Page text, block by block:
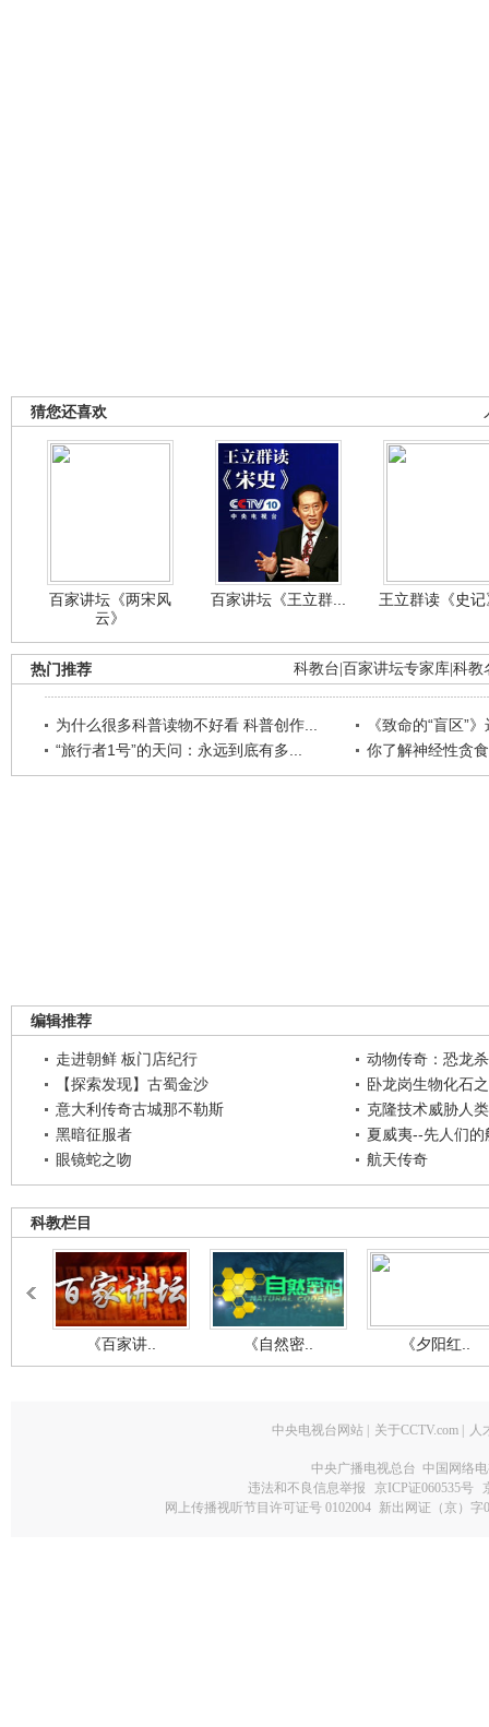
猜您还喜欢
百家讲坛《两宋风
云》
百家讲坛《王立群... 王立群读《史
科教台 百家讲坛专家库 科教
热门推荐
为什么很多科普读物不好看 科普创作...
《致命的“盲区”
“旅行者1号”的天问：永远到底有多...
你了解神经性贪
编辑推荐
走进朝鲜 板门店纪行
动物传奇：恐龙
【探索发现】古蜀金沙
卧龙岗生物化石
意大利传奇古城那不勒斯
克隆技术威胁人
黑暗征服者
夏威夷--先人们的
眼镜蛇之吻
航天传奇
科教栏目
《百家讲.. 《自然密.. 《夕阳红..
中央电视台网站 关于CCTV.com 人
中央广播电视总台 中国网络
违法和不良信息举报
京ICP证060535号
网上传播视听节目许可证号 0102004 新出网证（京）